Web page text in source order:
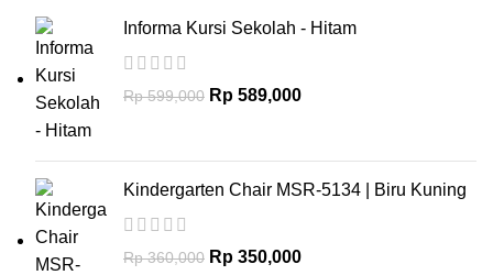
Informa Kursi Sekolah - Hitam
Rp599,000 Rp 589,000
Kindergarten Chair MSR-5134 | Biru Kuning
Rp360,000 Rp 350,000